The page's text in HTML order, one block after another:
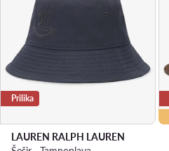
Prilika
LAUREN RALPH LAUREN